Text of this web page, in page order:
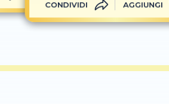
CONDIVIDI AGGIUNGI